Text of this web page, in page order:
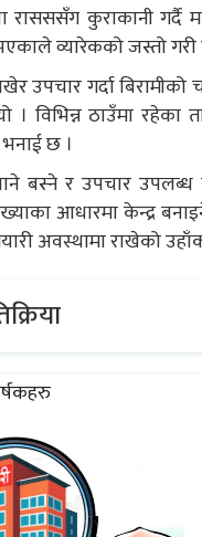
रासससँग कुराकानी
व्यारेकको जस्तो गरी
उपचार गर्दा
। विभिन्न ठाउँमा रहेका
छ ।
बस्ने र उपचार उपलब्ध
आधारमा केन्द्र
अवस्थामा राखेको